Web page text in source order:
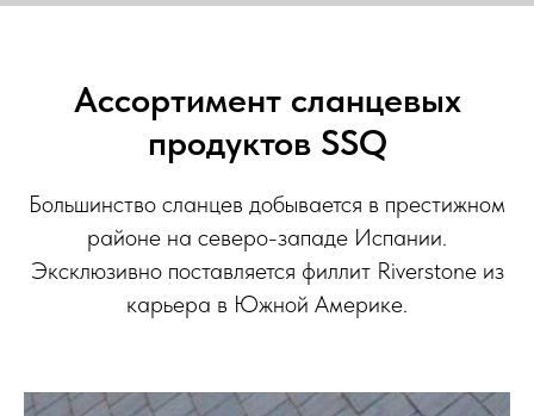
Ассортимент сланцевых
продуктов SSQ
Большинство сланцев добывается в престижном
районе на северо-западе Испании.
Эксклюзивно поставляется филлит Riverstone из
карьера в Южной Америке.